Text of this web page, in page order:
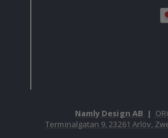
Namly Design AB |
Terminalgatan 9, 23261 Arlöv,